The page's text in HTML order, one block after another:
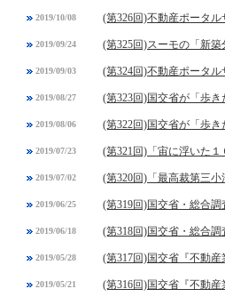
2019/10/08 (第326回)不動産ポータ
2019/09/24 (第325回)スーモの「新
2019/09/03 (第324回)不動産ポータ
2019/08/27 (第323回)国交省が「歩
2019/08/06 (第322回)国交省が「歩
2019/07/23 (第321回)「宙に浮いた
2019/07/02 (第320回)「最高裁第三
2019/06/25 (第319回)国交省・総合
2019/06/18 (第318回)国交省・総合
2019/05/28 (第317回)国交省『不動
2019/05/21 (第316回)国交省『不動